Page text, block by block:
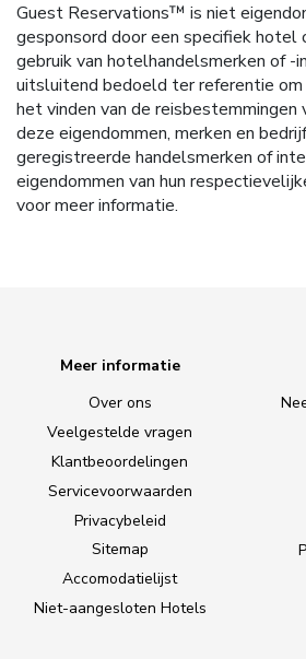
Guest Reservations™ is niet
gesponsord door een specifiek hotel
gebruik van hotelhandelsmerken of -
uitsluitend bedoeld ter referentie
het vinden van de reisbestemmingen
deze eigendommen, merken en
geregistreerde handelsmerken of
eigendommen van hun
voor meer informatie.
Meer informatie
Over ons
Veelgestelde vragen
Klantbeoordelingen
Servicevoorwaarden
Privacybeleid
Sitemap
Accomodatielijst
Niet-aangesloten Hotels